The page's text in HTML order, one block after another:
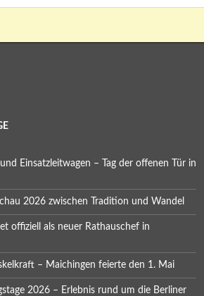
Einsatzleitwagen – Tag der offenen Tür in
2026 zwischen Tradition und Wandel
offiziell als neuer Rathauschef in
– Maichingen feierte den 1. Mai
2026 – Erlebnis rund um die Berliner